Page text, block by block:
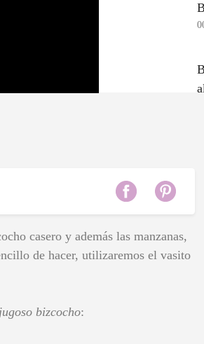
casero y además las manzanas,
de hacer, utilizaremos el vasito
bizcocho: